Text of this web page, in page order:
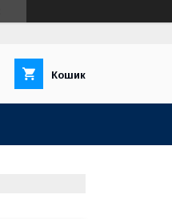
Кошик